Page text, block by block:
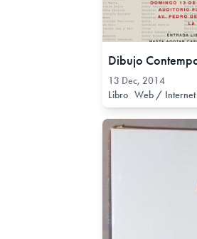
13 Dec, 2014
Libro Web / Internet